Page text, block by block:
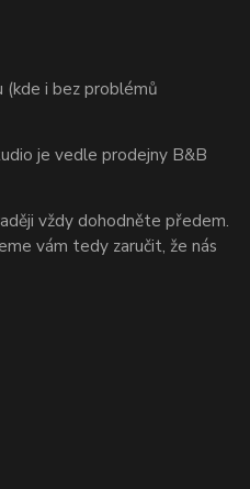
(kde i bez problémů
je vedle prodejny B&B
vždy dohodněte předem.
vám tedy zaručit, že nás